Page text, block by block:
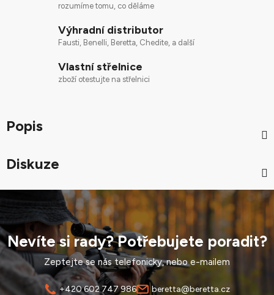
rozumíme tomu, co děláme
Výhradní distributor
Fausti, Benelli, Beretta, Chedite, a další
Vlastní střelnice
zboží otestujte na střelnici
Popis
Diskuze
Nevíte si rady? Potřebujete poradit?
Zeptejte se nás telefonicky, nebo e-mailem
+420 602 747 986 beretta@beretta.cz